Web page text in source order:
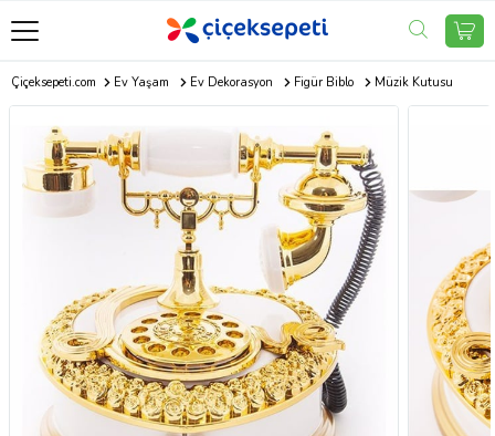
Çiçeksepeti.com Ev Yaşam Ev Dekorasyon Figür Biblo Müzik Kutusu